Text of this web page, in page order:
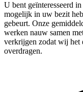
U bent geïnteresseerd
mogelijk in uw bezit
gebeurt. Onze
werken nauw samen
verkrijgen zodat wij het
overdragen.